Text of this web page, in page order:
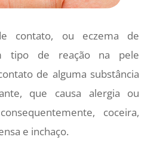
contato, ou eczema de
tipo de reação na pele
de alguma substância
que causa alergia ou
coceira,
e inchaço.